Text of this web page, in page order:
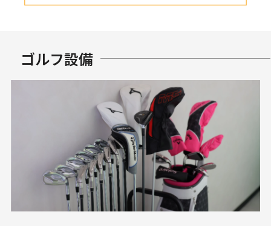
ゴルフ設備